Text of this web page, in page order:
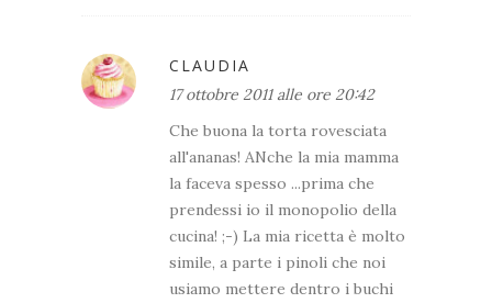
CLAUDIA
17 ottobre 2011 alle ore 20:42
Che buona la torta rovesciata
all'ananas! ANche la mia mamma
la faceva spesso ...prima che
prendessi io il monopolio della
cucina! ;-) La mia ricetta è molto
simile, a parte i pinoli che noi
usiamo mettere dentro i buchi